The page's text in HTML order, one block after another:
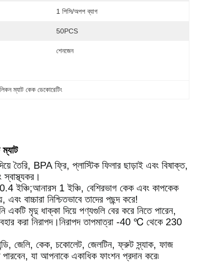
1 পিসি/অপপ ব্যাগ
50PCS
শেনজেন
ম্যাট কেক ডেকোরেটিং
তৈরি, BPA ফ্রি, প্লাস্টিক ফিলার ছাড়াই এবং বিষাক্ত,
ইঞ্চি;আনারস 1 ইঞ্চি, বেশিরভাগ কেক এবং কাপকেক
বাচ্চারা নিশ্চিতভাবে তাদের পছন্দ করে!
মৃদু ধাক্কা দিয়ে পণ্যগুলি বের করে নিতে পারেন,
করা নিরাপদ।নিরাপদ তাপমাত্রা -40 ℃ থেকে 230
জেলি, কেক, চকোলেট, জেলটিন, ফ্রুট স্ন্যাক, ফাজ
যা আপনাকে একাধিক ফাংশন প্রদান করে৷